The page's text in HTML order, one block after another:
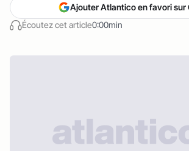
Écoutez cet article0:00min
Ajouter Atlantico en favori sur